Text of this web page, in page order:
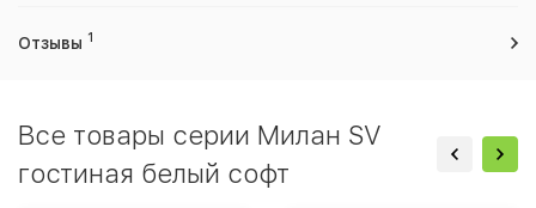
Отзывы 1
Все товары серии Милан SV
гостиная белый софт